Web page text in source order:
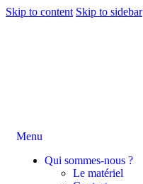
Skip to content Skip to sidebar
Menu
Qui sommes-nous ?
Le matériel